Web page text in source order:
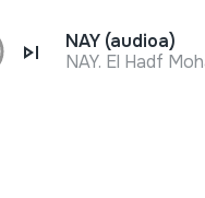
NAY (audioa)
NAY. El Hadf